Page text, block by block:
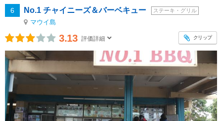
6 No.1 チャイニーズ＆バーベキュー ステーキ・グリル
マウイ島
3.13 評価詳細 クリップ